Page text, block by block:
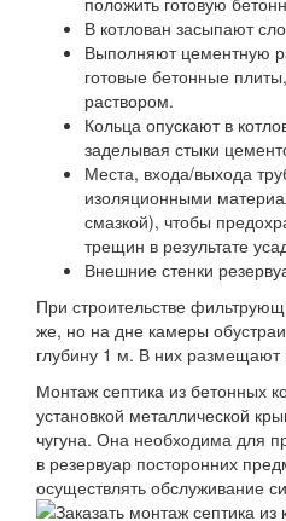
В котлован засыпают
Выполняют цементную
готовые бетонные
раствором.
Кольца опускают в
заделывая стыки
Места, входа/выхода
изоляционными
смазкой), чтобы
трещин в результате
Внешние стенки
При строительстве
же, но на дне камеры
глубину 1 м. В них размещают
Монтаж септика из бетонных
установкой металлической
чугуна. Она необходима для
в резервуар посторонних
осуществлять обслуживание